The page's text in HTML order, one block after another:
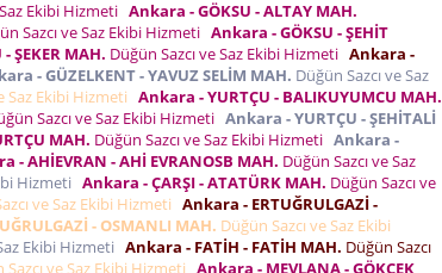
Ekibi Hizmeti Ankara - GÖKSU - ALTAY MAH.
Sazcı ve Saz Ekibi Hizmeti Ankara - GÖKSU - ŞEHİT
ŞEKER MAH. Düğün Sazcı ve Saz Ekibi Hizmeti Ankara -
- GÜZELKENT - YAVUZ SELİM MAH. Düğün Sazcı ve Saz
Saz Ekibi Hizmeti Ankara - YURTÇU - BALIKUYUMCU MAH.
Sazcı ve Saz Ekibi Hizmeti Ankara - YURTÇU - ŞEHİTALİ
MAH. Düğün Sazcı ve Saz Ekibi Hizmeti Ankara -
- AHİEVRAN - AHİ EVRANOSB MAH. Düğün Sazcı ve Saz
Hizmeti Ankara - ÇARŞI - ATATÜRK MAH. Düğün Sazcı ve
ve Saz Ekibi Hizmeti Ankara - ERTUĞRULGAZİ -
- OSMANLI MAH. Düğün Sazcı ve Saz Ekibi
Ekibi Hizmeti Ankara - FATİH - FATİH MAH. Düğün Sazcı
Sazcı ve Saz Ekibi Hizmeti Ankara - MEVLANA - GÖKÇEK